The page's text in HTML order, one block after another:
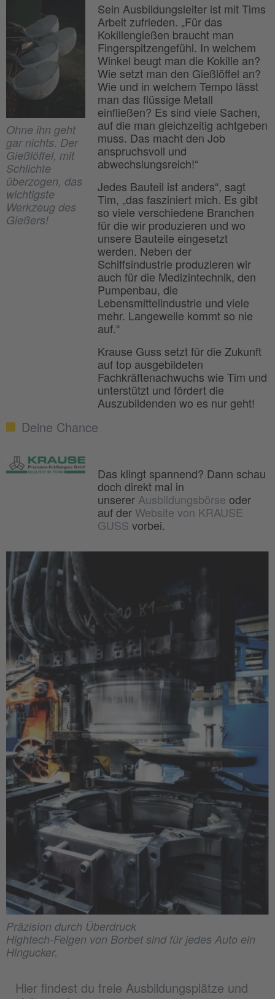
Hier findest du freie Ausbildungsplätze und
Ohne ihn geht
gar nichts. Der
Gießlöffel, mit
Schlichte
überzogen, das
wichtigste
Werkzeug des
Gießers!
Sein Ausbildungsleiter ist mit Tims
Arbeit zufrieden. „Für das
Kokillengießen braucht man
Fingerspitzengefühl. In welchem
Winkel beugt man die Kokille an?
Wie setzt man den Gießlöffel an?
Wie und in welchem Tempo lässt
man das flüssige Metall
einfließen? Es sind viele Sachen,
auf die man gleichzeitig achtgeben
muss. Das macht den Job
anspruchsvoll und
abwechslungsreich!“
Jedes Bauteil ist anders“, sagt
Tim, „das fasziniert mich. Es gibt
so viele verschiedene Branchen
für die wir produzieren und wo
unsere Bauteile eingesetzt
werden. Neben der
Schiffsindustrie produzieren wir
auch für die Medizintechnik, den
Pumpenbau, die
Lebensmittelindustrie und viele
mehr. Langeweile kommt so nie
auf.“
Krause Guss setzt für die Zukunft
auf top ausgebildeten
Fachkräftenachwuchs wie Tim und
unterstützt und fördert die
Auszubildenden wo es nur geht!
Deine Chance
Das klingt spannend? Dann schau
doch direkt mal in
unserer Ausbildungsbörse oder
auf der Website von KRAUSE
GUSS vorbei.
Präzision durch Überdruck
Hightech-Felgen von Borbet sind für jedes Auto ein
Hingucker.